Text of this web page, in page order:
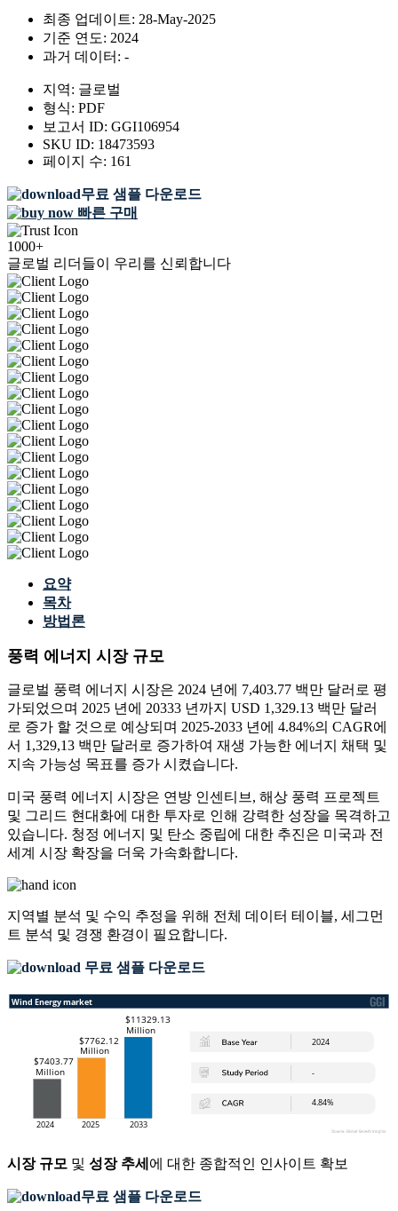
최종 업데이트: 28-May-2025
기준 연도: 2024
과거 데이터: -
지역: 글로벌
형식: PDF
보고서 ID: GGI106954
SKU ID: 18473593
페이지 수: 161
무료 샘플 다운로드
빠른 구매
1000+
글로벌 리더들이 우리를 신뢰합니다
요약
목차
방법론
풍력 에너지 시장 규모
글로벌 풍력 에너지 시장은 2024 년에 7,403.77 백만 달러로 평
가되었으며 2025 년에 20333 년까지 USD 1,329.13 백만 달러
로 증가 할 것으로 예상되며 2025-2033 년에 4.84%의 CAGR에
서 1,329,13 백만 달러로 증가하여 재생 가능한 에너지 채택 및
지속 가능성 목표를 증가 시켰습니다.
미국 풍력 에너지 시장은 연방 인센티브, 해상 풍력 프로젝트
및 그리드 현대화에 대한 투자로 인해 강력한 성장을 목격하고
있습니다. 청정 에너지 및 탄소 중립에 대한 추진은 미국과 전
세계 시장 확장을 더욱 가속화합니다.
지역별 분석 및 수익 추정을 위해 전체 데이터 테이블, 세그먼
트 분석 및 경쟁 환경이 필요합니다.
무료 샘플 다운로드
시장 규모 및 성장 추세 에 대한 종합적인 인사이트 확보
무료 샘플 다운로드